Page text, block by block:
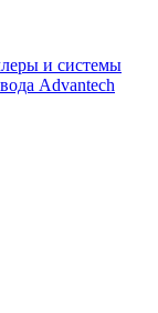
и системы
Advantech